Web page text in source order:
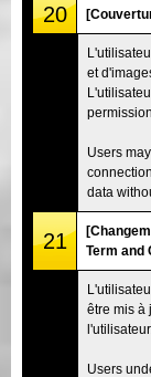
20
et
Users
data
21
Term and
être mis à
l'utilisateur.
Users